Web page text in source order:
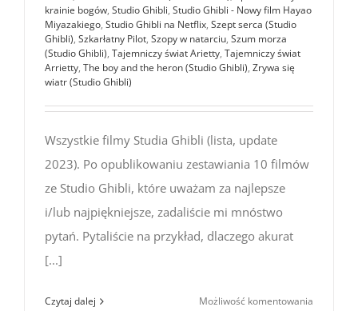
krainie bogów, Studio Ghibli, Studio Ghibli - Nowy film Hayao
Miyazakiego, Studio Ghibli na Netflix, Szept serca (Studio
Ghibli), Szkarłatny Pilot, Szopy w natarciu, Szum morza
(Studio Ghibli), Tajemniczy świat Arietty, Tajemniczy świat
Arrietty, The boy and the heron (Studio Ghibli), Zrywa się
wiatr (Studio Ghibli)
Wszystkie filmy Studia Ghibli (lista, update
2023). Po opublikowaniu zestawiania 10 filmów
ze Studio Ghibli, które uważam za najlepsze
i/lub najpiękniejsze, zadaliście mi mnóstwo
pytań. Pytaliście na przykład, dlaczego akurat
[...]
Czytaj dalej Możliwość komentowania